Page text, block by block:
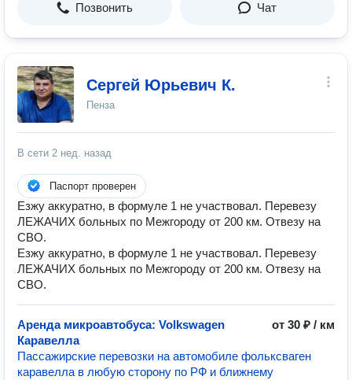
Позвонить Чат
Сергей Юрьевич К.
Пенза
В сети 2 нед. назад
Паспорт проверен
Езжу аккуратно, в формуле 1 не участвовал. Перевезу
ЛЕЖАЧИХ больных по Межгороду от 200 км. Отвезу на
СВО.
Езжу аккуратно, в формуле 1 не участвовал. Перевезу
ЛЕЖАЧИХ больных по Межгороду от 200 км. Отвезу на
СВО.
Аренда микроавтобуса: Volkswagen
Каравелла
от 30 ₽ / км
Пассажирские перевозки на автомобиле фольксваген
каравелла в любую сторону по РФ и ближнему